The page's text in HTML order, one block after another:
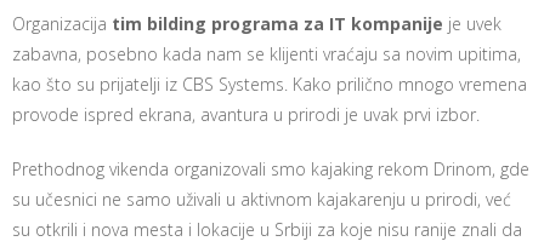
Organizacija tim bilding programa za IT kompanije je uvek
zabavna, posebno kada nam se klijenti vraćaju sa novim upitima,
kao što su prijatelji iz CBS Systems. Kako prilično mnogo vremena
provode ispred ekrana, avantura u prirodi je uvak prvi izbor.
Prethodnog vikenda organizovali smo kajaking rekom Drinom, gde
su učesnici ne samo uživali u aktivnom kajakarenju u prirodi, već
su otkrili i nova mesta i lokacije u Srbiji za koje nisu ranije znali da